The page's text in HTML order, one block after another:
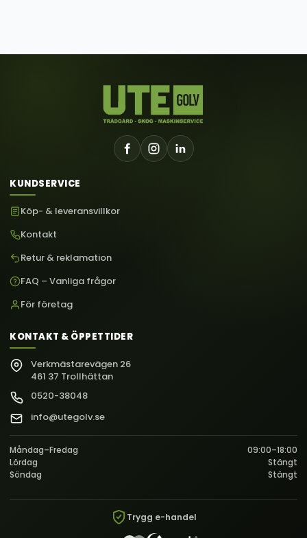
KUNDSERVICE
Köp- & leveransvillkor
Kontakt
Retur & reklamation
FAQ – Vanliga frågor
För företag
KONTAKT & ÖPPETTIDER
Verkmästarevägen 26
461 37 Trollhättan
0520-38048
info@utegolv.se
Måndag–Fredag
09:00–18:00
Lördag
Stängt
Söndag
Stängt
Trygg e-handel